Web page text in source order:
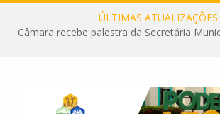
ÚLTIMAS ATUALIZAÇÕES: